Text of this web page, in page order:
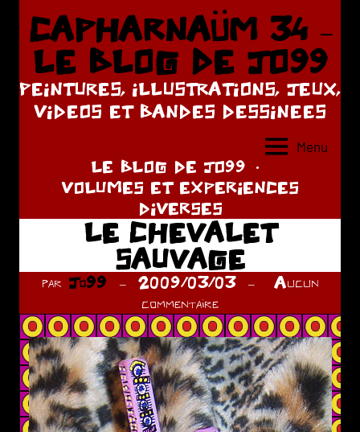
Aller
contenu
CAPHARNAÜM 34 –
LE BLOG DE JO99
PEINTURES, ILLUSTRATIONS, JEUX,
VIDEOS ET BANDES DESSINEES
Menu
LE BLOG DE JO99
VOLUMES ET EXPERIENCES
DIVERSES
LE CHEVALET
SAUVAGE
par Jo99 2009/03/03
Aucun
commentaire